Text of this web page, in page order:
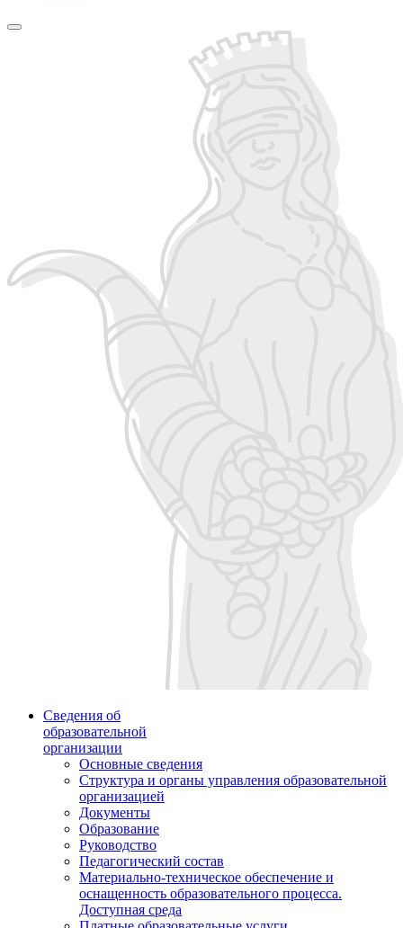
Сведения об
образовательной
организации
Основные сведения
Структура и органы управления образовательной
организацией
Документы
Образование
Руководство
Педагогический состав
Материально-техническое обеспечение и
оснащенность образовательного процесса.
Доступная среда